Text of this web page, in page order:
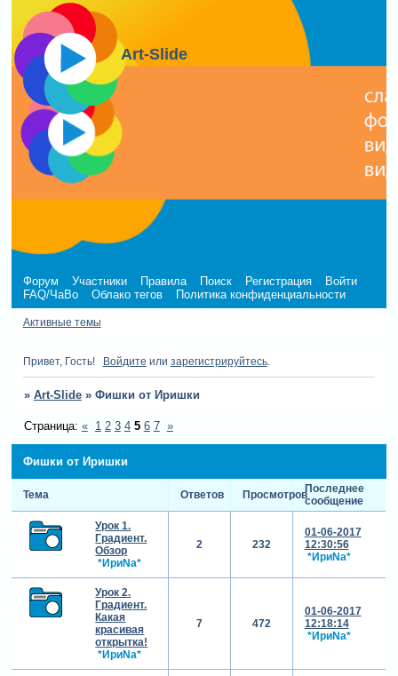
Art-Slide
Форум Участники Правила Поиск Регистрация
Войти
FAQ/ЧаВо
Облако тегов Политика конфиденциальности
Активные темы
Привет, Гость! Войдите или зарегистрируйтесь.
» Art-Slide » Фишки от Иришки
Фишки от Иришки
Страница: « 1 2 3 4 5 6 7 »
Тема Ответов ПросмотровПоследнее
сообщение
Урок 1.
Градиент.
Обзор
*ИриNа*
2 232
01-06-2017
12:30:56
*ИриNа*
Урок 2.
Градиент.
Какая
красивая
открытка!
*ИриNа*
7 472
01-06-2017
12:18:14
*ИриNа*